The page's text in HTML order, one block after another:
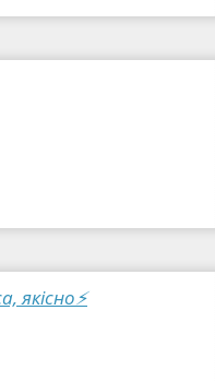
якiсно⚡